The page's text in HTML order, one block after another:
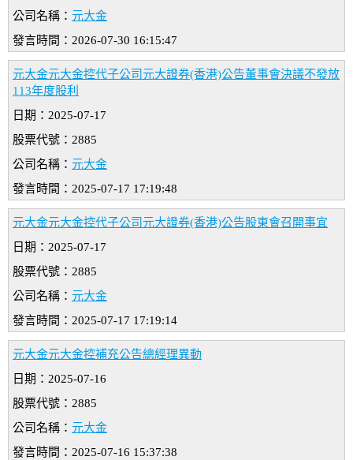
公司名稱： 元大金
發言時間：2026-07-30 16:15:47
元大金元大金控代子公司元大證券(香港)公告董事會決議不發放
113年度股利
日期：2025-07-17
股票代號：2885
公司名稱： 元大金
發言時間：2025-07-17 17:19:48
元大金元大金控代子公司元大證券(香港)公告股東會召開事宜
日期：2025-07-17
股票代號：2885
公司名稱： 元大金
發言時間：2025-07-17 17:19:14
元大金元大金控補充公告總經理異動
日期：2025-07-16
股票代號：2885
公司名稱： 元大金
發言時間：2025-07-16 15:37:38